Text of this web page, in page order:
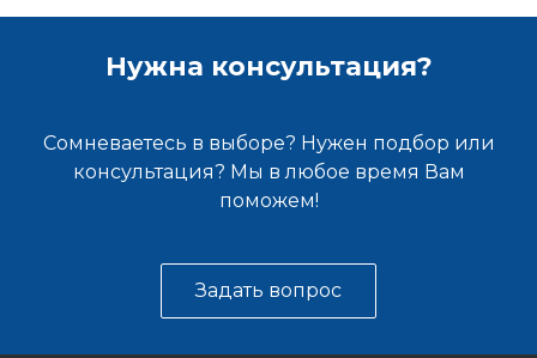
Нужна консультация?
Сомневаетесь в выборе? Нужен подбор или
консультация? Мы в любое время Вам
поможем!
Задать вопрос